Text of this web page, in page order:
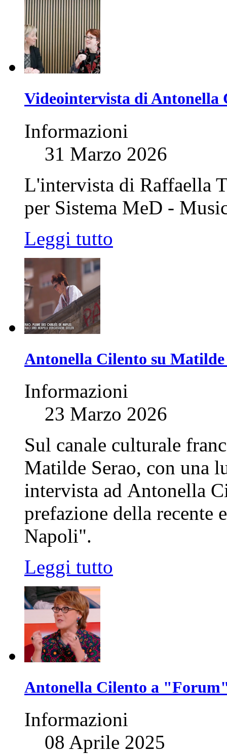
Videointervista di Antonella
Informazioni
31 Marzo 2026
L'intervista di Raffaella
per Sistema MeD -
Leggi tutto
Antonella Cilento su
Informazioni
23 Marzo 2026
Sul canale culturale
Matilde Serao, con una
intervista ad Antonella
prefazione della recente
Napoli".
Leggi tutto
Antonella Cilento a
Informazioni
08 Aprile 2025